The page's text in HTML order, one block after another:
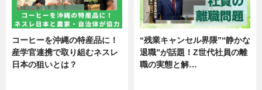
コーヒーを沖縄の特産品に！
産学官連携で取り組むネスレ
日本の狙いとは？
“残業キャンセル界隈”“静かな
退職”が話題！Z世代社員の離
職の実態と解…